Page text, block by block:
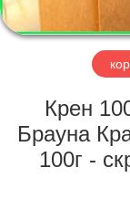
ФАБРИКИ
Крен
Брауна
100г -